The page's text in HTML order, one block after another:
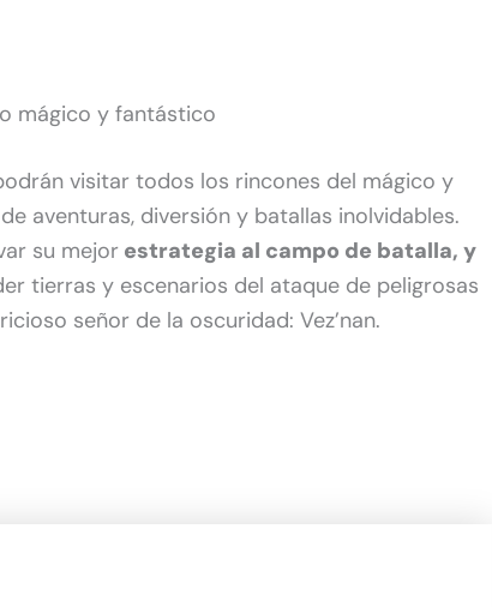
mágico y fantástico
visitar todos los rincones del mágico y
aventuras, diversión y batallas inolvidables.
su mejor estrategia al campo de batalla, y
tierras y escenarios del ataque de peligrosas
señor de la oscuridad: Vez’nan.